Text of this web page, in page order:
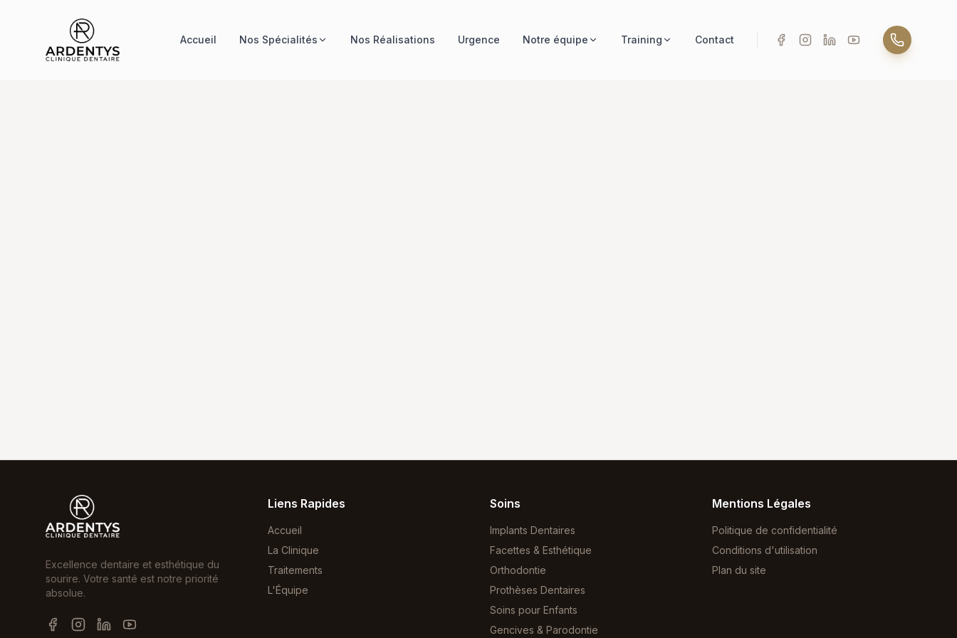
Accueil Nos Spécialités Nos Réalisations Urgence Notre équipe Training Contact
Excellence dentaire et esthétique du
sourire. Votre santé est notre priorité
absolue.
Liens Rapides
Accueil
La Clinique
Traitements
L'Équipe
Soins
Implants Dentaires
Facettes & Esthétique
Orthodontie
Prothèses Dentaires
Soins pour Enfants
Gencives & Parodontie
Mentions Légales
Politique de confidentialité
Conditions d'utilisation
Plan du site